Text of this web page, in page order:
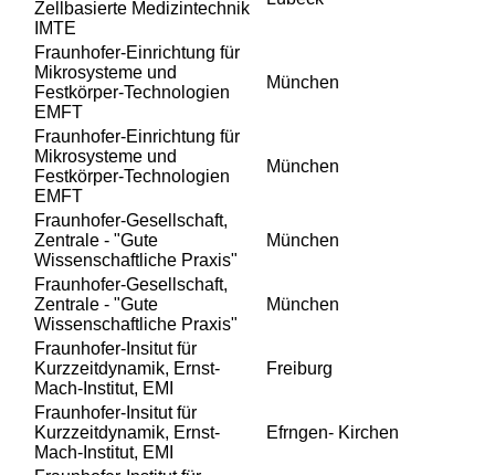
Zellbasierte Medizintechnik
IMTE
Fraunhofer-Einrichtung für
Mikrosysteme und
Festkörper-Technologien
EMFT
München
Fraunhofer-Einrichtung für
Mikrosysteme und
Festkörper-Technologien
EMFT
München
Fraunhofer-Gesellschaft,
Zentrale - "Gute
Wissenschaftliche Praxis"
München
Fraunhofer-Gesellschaft,
Zentrale - "Gute
Wissenschaftliche Praxis"
München
Fraunhofer-Insitut für
Kurzzeitdynamik, Ernst-
Mach-Institut, EMI
Freiburg
Fraunhofer-Insitut für
Kurzzeitdynamik, Ernst-
Mach-Institut, EMI
Efrngen- Kirchen